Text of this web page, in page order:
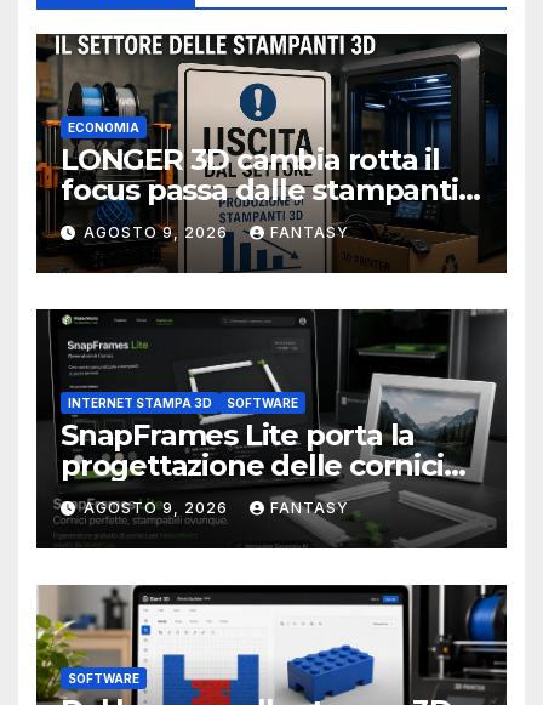
ECONOMIA
LONGER 3D cambia rotta il
focus passa dalle stampanti
3D alla stampa UV?
AGOSTO 9, 2026 FANTASY
INTERNET STAMPA 3D SOFTWARE
SnapFrames Lite porta la
progettazione delle cornici
personalizzate direttamente
nel browser
AGOSTO 9, 2026 FANTASY
SOFTWARE